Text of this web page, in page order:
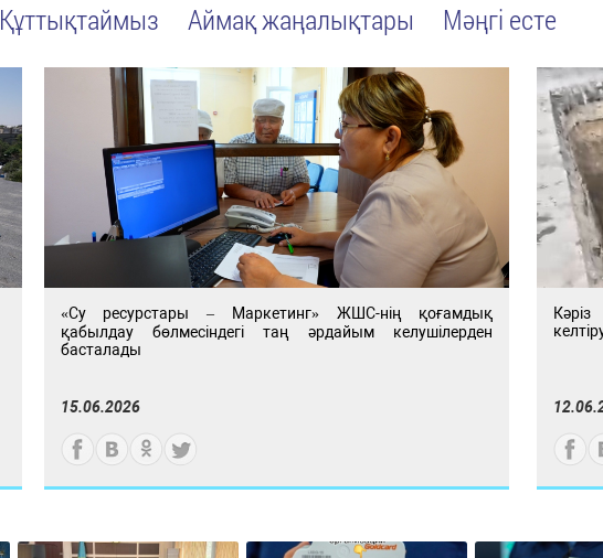
Құттықтаймыз
Аймақ жаңалықтары Мәңгі есте
«Су ресурстары – Маркетинг» ЖШС-нің қоғамдық
қабылдау бөлмесіндегі таң әрдайым келушілерден
басталады
15.06.2026